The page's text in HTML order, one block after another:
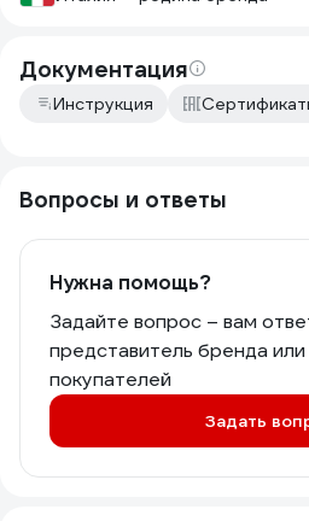
Документация
Инструкция
Вопросы и ответы
Нужна помощь?
Задайте вопрос – вам
представитель бренда или
покупателей
Задать